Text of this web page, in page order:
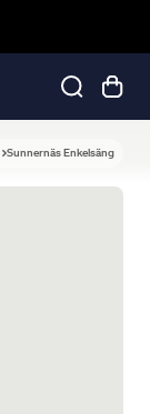
Sunnernäs Enkelsäng